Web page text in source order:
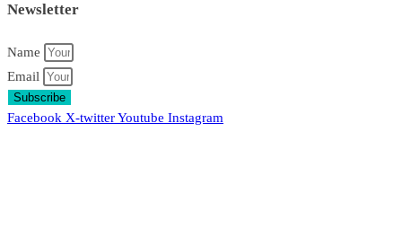
Newsletter
Name
Email
Subscribe
Facebook X-twitterYoutube Instagram